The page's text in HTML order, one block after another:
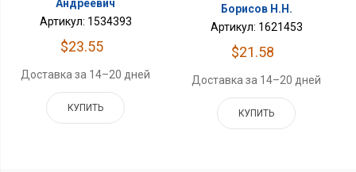
Андреевич
Артикул: 1534393
$23.55
Доставка за 14–20 дней
КУПИТЬ
Борисов Н.Н.
Артикул: 1621453
$21.58
Доставка за 14–20 дней
КУПИТЬ